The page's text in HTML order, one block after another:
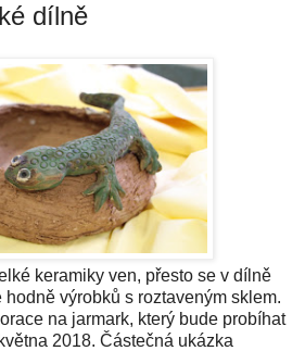
dílně
keramiky ven, přesto se v dílně
hodně výrobků s roztaveným sklem.
na jarmark, který bude probíhat
2018. Částečná ukázka